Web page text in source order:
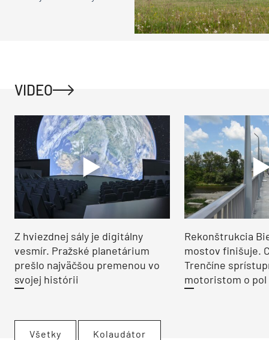
VIDEO
Z hviezdnej sály je digitálny
vesmír. Pražské planetárium
prešlo najväčšou premenou vo
svojej histórii
Rekonštrukcia
mostov finišuje.
Trenčíne
motoristom o pol
Všetky Kolaudátor